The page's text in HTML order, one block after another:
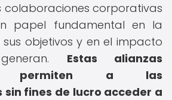
colaboraciones corporativas
papel fundamental en la
objetivos y en el impacto
Estas alianzas
permiten a las
sin fines de lucro acceder a